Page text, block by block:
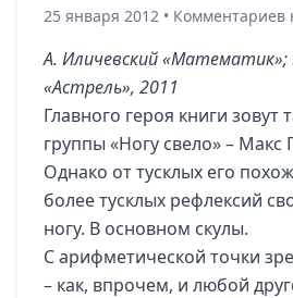
25 января 2012 • Комментариев
А. Иличевский «Математик»;
«Астрель», 2011
Главного героя книги зовут
группы «Ногу свело» – Макс
Однако от тусклых его
более тусклых рефлексий
ногу. В основном скулы.
С арифметической точки
– как, впрочем, и любой